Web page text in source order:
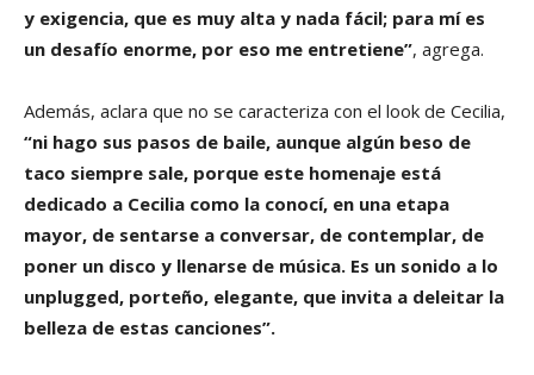
y exigencia, que es muy alta y nada fácil; para mí es
un desafío enorme, por eso me entretiene”, agrega.
Además, aclara que no se caracteriza con el look de Cecilia,
“ni hago sus pasos de baile, aunque algún beso de
taco siempre sale, porque este homenaje está
dedicado a Cecilia como la conocí, en una etapa
mayor, de sentarse a conversar, de contemplar, de
poner un disco y llenarse de música. Es un sonido a lo
unplugged, porteño, elegante, que invita a deleitar la
belleza de estas canciones”.